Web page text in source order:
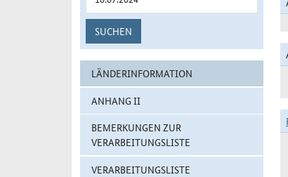
SUCHEN
LÄNDERINFORMATION
ANHANG II
BEMERKUNGEN ZUR
VERARBEITUNGSLISTE
VERARBEITUNGSLISTE